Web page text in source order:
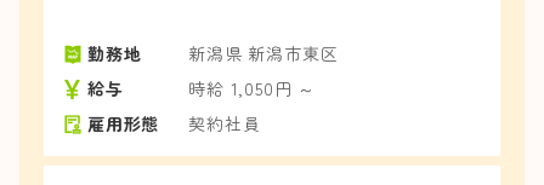
勤務地
新潟県 新潟市東区
給与
時給 1,050円 ～
雇用形態
契約社員